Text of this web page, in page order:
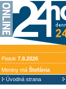
Piatok 7.8.2026
Meniny má Štefánia
Úvodná strana